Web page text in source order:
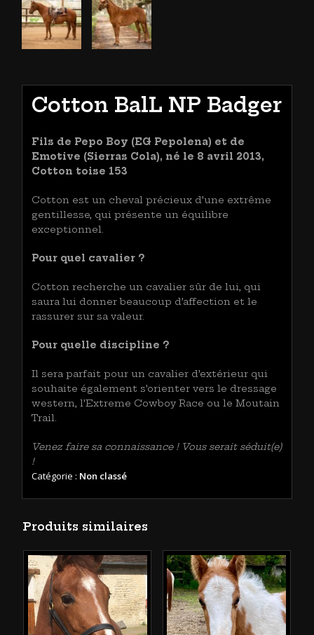
Cotton BalL NP Badger
Fils de Pepo Boy (EG Pepolena) et de
Emotive (Sierras Cola), né le 8 avril 2013,
Cotton toise 153
Cotton est un cheval précieux d’une extrême
gentillesse, qui présente un équilibre
exceptionnel.
Pour quel cavalier ?
Cotton recherche un cavalier sûr de lui, qui
saura lui donner beaucoup d’affection et le
rassurer sur sa valeur.
Pour quelle discipline ?
Il sera parfait pour un cavalier d’extérieur qui
souhaite également s’orienter vers le dressage
western, l’Extreme Cowboy Race ou le Moutain
Trail.
Venez faire sa connaissance ! Vous serait séduit(e)
!
Catégorie : Non classé
Produits similaires